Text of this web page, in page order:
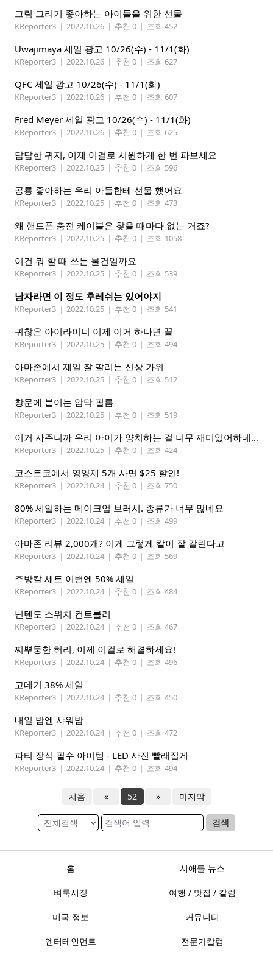
그림 그리기 좋아하는 아이들을 위한 선물
KReporter3 | 2022.10.26 | 추천 0 | 조회 452
Uwajimaya 세일 광고 10/26(수) - 11/1(화)
KReporter3 | 2022.10.26 | 추천 0 | 조회 627
QFC 세일 광고 10/26(수) - 11/1(화)
KReporter3 | 2022.10.26 | 추천 0 | 조회 607
Fred Meyer 세일 광고 10/26(수) - 11/1(화)
KReporter3 | 2022.10.26 | 추천 0 | 조회 625
답답한 귀지, 이제 이걸로 시원하게 한 번 파보세요
KReporter3 | 2022.10.25 | 추천 0 | 조회 596
공룡 좋아하는 우리 아들한테 선물 했어요
KReporter3 | 2022.10.25 | 추천 0 | 조회 473
왜 핸드폰 충전 케이블은 찾을 때마다 없는 거죠?
KReporter3 | 2022.10.25 | 추천 0 | 조회 1058
이건 뭐 할 때 쓰는 물건일까요
KReporter3 | 2022.10.25 | 추천 0 | 조회 539
남자라면 이 정도 후레쉬는 있어야지
KReporter3 | 2022.10.25 | 추천 0 | 조회 541
귀찮은 아이라이너 이제 이거 하나면 끝
KReporter3 | 2022.10.25 | 추천 0 | 조회 494
아마존에서 제일 잘 팔리는 신상 가위
KReporter3 | 2022.10.25 | 추천 0 | 조회 512
창문에 붙이는 암막 필름
KReporter3 | 2022.10.25 | 추천 0 | 조회 519
이거 사주니까 우리 아이가 양치하는 걸 너무 재미있어하네요
KReporter3 | 2022.10.25 | 추천 0 | 조회 424
코스트코에서 영양제 5개 사면 $25 할인!
KReporter3 | 2022.10.24 | 추천 0 | 조회 750
80% 세일하는 메이크업 브러시. 종류가 너무 많네요
KReporter3 | 2022.10.24 | 추천 0 | 조회 499
아마존 리뷰 2,000개? 이게 그렇게 칼이 잘 갈린다고
KReporter3 | 2022.10.24 | 추천 0 | 조회 569
주방칼 세트 이번엔 50% 세일
KReporter3 | 2022.10.24 | 추천 0 | 조회 484
닌텐도 스위치 컨트롤러
KReporter3 | 2022.10.24 | 추천 0 | 조회 467
찌뿌둥한 허리, 이제 이걸로 해결하세요!
KReporter3 | 2022.10.24 | 추천 0 | 조회 496
고데기 38% 세일
KReporter3 | 2022.10.24 | 추천 0 | 조회 450
내일 밤엔 샤워밤
KReporter3 | 2022.10.24 | 추천 0 | 조회 472
파티 장식 필수 아이템 - LED 사진 빨래집게
KReporter3 | 2022.10.24 | 추천 0 | 조회 494
처음 « 52 » 마지막
검색
홈 시애틀 뉴스
벼룩시장 여행 / 맛집 / 칼럼
미국 정보 커뮤니티
엔터테인먼트 전문가칼럼